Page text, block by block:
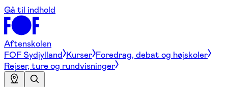
Gå til indhold
Aftenskolen
FOF Sydjylland Kurser Foredrag, debat og højskoler
Rejser, ture og rundvisninger